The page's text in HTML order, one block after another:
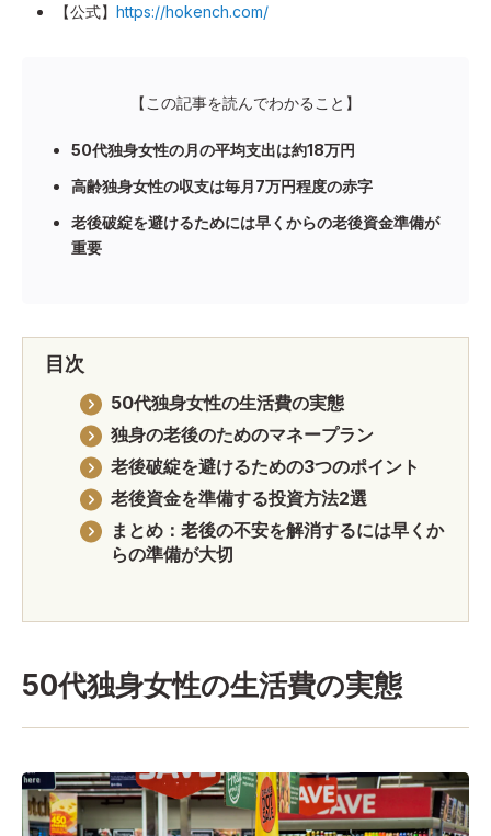
【公式】 https://hokench.com/
【この記事を読んでわかること】
50代独身女性の月の平均支出は約18万円
高齢独身女性の収支は毎月7万円程度の赤字
老後破綻を避けるためには早くからの老後資金準備が
重要
目次
50代独身女性の生活費の実態
独身の老後のためのマネープラン
老後破綻を避けるための3つのポイント
老後資金を準備する投資方法2選
まとめ：老後の不安を解消するには早くか
らの準備が大切
50代独身女性の生活費の実態